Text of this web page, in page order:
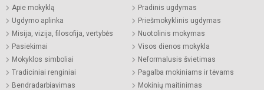
Apie mokyklą
Ugdymo aplinka
Misija, vizija, filosofija, vertybės
Pasiekimai
Mokyklos simboliai
Tradiciniai renginiai
Bendradarbiavimas
Pradinis ugdymas
Priešmokyklinis ugdymas
Nuotolinis mokymas
Visos dienos mokykla
Neformalusis švietimas
Pagalba mokiniams ir tėvams
Mokinių maitinimas